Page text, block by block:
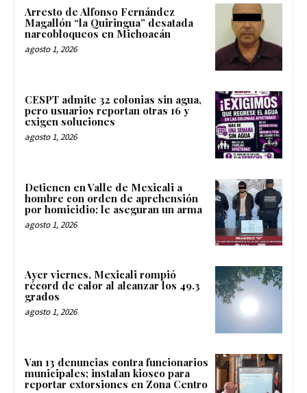
Arresto de Alfonso Fernández
Magallón “la Quiringua” desatada
narcobloqueos en Michoacán
agosto 1, 2026
CESPT admite 32 colonias sin agua,
pero usuarios reportan otras 16 y
exigen soluciones
agosto 1, 2026
Detienen en Valle de Mexicali a
hombre con orden de aprehensión
por homicidio; le aseguran un arma
agosto 1, 2026
Ayer viernes, Mexicali rompió
récord de calor al alcanzar los 49.3
grados
agosto 1, 2026
Van 13 denuncias contra funcionarios
municipales; instalan kiosco para
reportar extorsiones en Zona Centro